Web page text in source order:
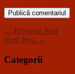
← Previous Post
Next Post →
Categorii